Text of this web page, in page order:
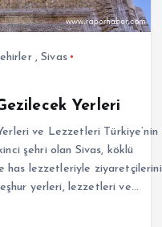
,Sivas
Yerleri
ve Lezzetleri Türkiye’nin
şehri olan Sivas, köklü
has lezzetleriyle ziyaretçilerini
yerleri, lezzetleri ve…